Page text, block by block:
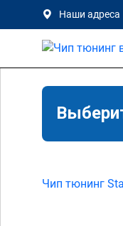
Наши адреса
Чип тюнинг